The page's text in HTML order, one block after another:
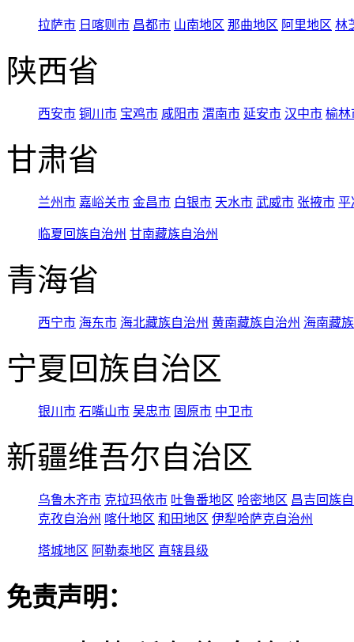
拉萨市 日喀则市 昌都市 山南地区 那曲地区 阿里地区 林
陕西省
西安市 铜川市 宝鸡市 咸阳市 渭南市 延安市 汉中市 榆林
甘肃省
兰州市 嘉峪关市 金昌市 白银市 天水市 武威市 张掖市 平
临夏回族自治州 甘南藏族自治州
青海省
西宁市 海东市 海北藏族自治州 黄南藏族自治州 海南藏
宁夏回族自治区
银川市 石嘴山市 吴忠市 固原市 中卫市
新疆维吾尔自治区
乌鲁木齐市 克拉玛依市 吐鲁番地区 哈密地区 昌吉回族
克孜自治州 喀什地区 和田地区 伊犁哈萨克自治州
塔城地区 阿勒泰地区 直辖县级
免责声明：